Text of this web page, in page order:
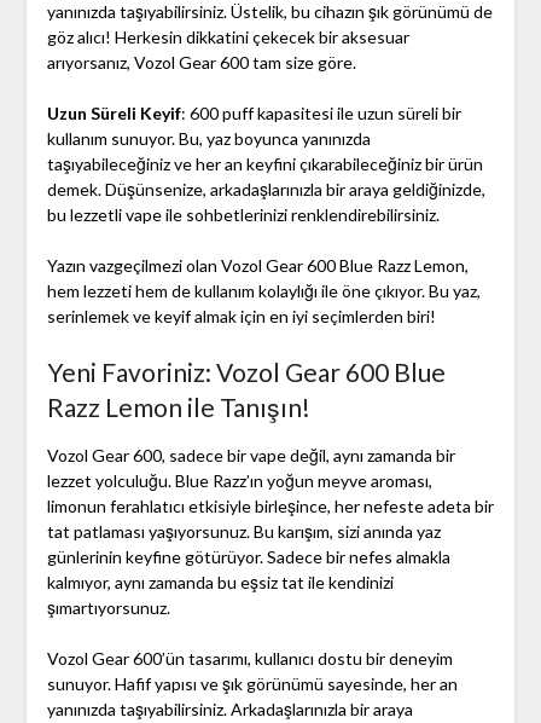
yanınızda taşıyabilirsiniz. Üstelik, bu cihazın şık görünümü de
göz alıcı! Herkesin dikkatini çekecek bir aksesuar
arıyorsanız, Vozol Gear 600 tam size göre.
Uzun Süreli Keyif: 600 puff kapasitesi ile uzun süreli bir
kullanım sunuyor. Bu, yaz boyunca yanınızda
taşıyabileceğiniz ve her an keyfini çıkarabileceğiniz bir ürün
demek. Düşünsenize, arkadaşlarınızla bir araya geldiğinizde,
bu lezzetli vape ile sohbetlerinizi renklendirebilirsiniz.
Yazın vazgeçilmezi olan Vozol Gear 600 Blue Razz Lemon,
hem lezzeti hem de kullanım kolaylığı ile öne çıkıyor. Bu yaz,
serinlemek ve keyif almak için en iyi seçimlerden biri!
Yeni Favoriniz: Vozol Gear 600 Blue
Razz Lemon ile Tanışın!
Vozol Gear 600, sadece bir vape değil, aynı zamanda bir
lezzet yolculuğu. Blue Razz’ın yoğun meyve aroması,
limonun ferahlatıcı etkisiyle birleşince, her nefeste adeta bir
tat patlaması yaşıyorsunuz. Bu karışım, sizi anında yaz
günlerinin keyfine götürüyor. Sadece bir nefes almakla
kalmıyor, aynı zamanda bu eşsiz tat ile kendinizi
şımartıyorsunuz.
Vozol Gear 600’ün tasarımı, kullanıcı dostu bir deneyim
sunuyor. Hafif yapısı ve şık görünümü sayesinde, her an
yanınızda taşıyabilirsiniz. Arkadaşlarınızla bir araya